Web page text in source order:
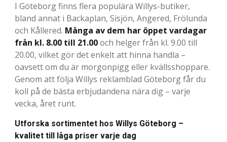
I Göteborg finns flera populära Willys-butiker,
bland annat i Backaplan, Sisjön, Angered, Frölunda
och Kållered. Många av dem har öppet vardagar
från kl. 8.00 till 21.00och helger från kl. 9.00 till
20.00, vilket gör det enkelt att hinna handla –
oavsett om du är morgonpigg eller kvällsshoppare.
Genom att följa Willys reklamblad Göteborg får du
koll på de bästa erbjudandena nära dig – varje
vecka, året runt.
Utforska sortimentet hos Willys Göteborg –
kvalitet till låga priser varje dag